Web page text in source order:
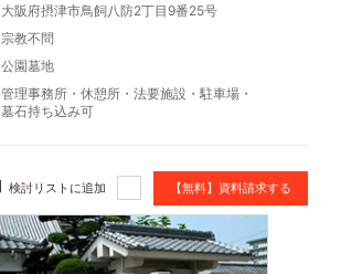
大阪府摂津市鳥飼八防2丁目9番25号
宗教不問
公園墓地
管理事務所 ・ 休憩所 ・ 法要施設 ・ 駐車場 ・
墓石持ち込み可
検討リストに追加 【無料】資料請求する